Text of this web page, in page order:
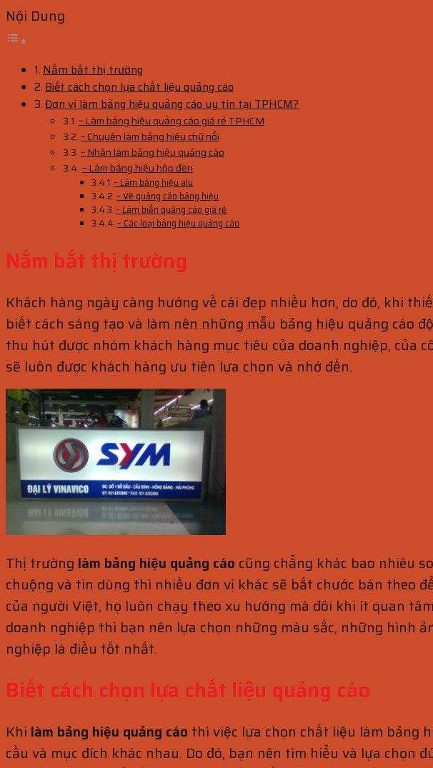
Nội Dung
Nắm bắt thị trường
Biết cách chọn lựa chất liệu quảng cáo
Đơn vị làm bảng hiệu quảng cáo uy tín tại TPHCM?
– Làm bảng hiệu quảng cáo giá rẻ TPHCM
– Chuyên làm bảng hiệu chữ nổi
– Nhận làm bảng hiệu quảng cáo
– Làm bảng hiệu hộp đèn
– Làm bảng hiệu alu
– Vẽ quảng cáo bảng hiệu
– Làm biển quảng cáo giá rẻ
– Các loại bảng hiệu quảng cáo
Nắm bắt thị trường
Khách hàng ngày càng hướng về cái đẹp nhiều hơn, do đó, khi
biết cách sáng tạo và làm nên những mẫu bảng hiệu quảng cáo
thu hút được nhóm khách hàng mục tiêu của doanh nghiệp, của
sẽ luôn được khách hàng ưu tiên lựa chọn và nhớ đến.
Thị trường làm bảng hiệu quảng cáo cũng chẳng khác bao nhiêu
chuộng và tin dùng thì nhiều đơn vị khác sẽ bắt chước bán theo
của người Việt, họ luôn chạy theo xu hướng mà đôi khi ít quan
doanh nghiệp thì bạn nên lựa chọn những màu sắc, những hình
nghiệp là điều tốt nhất.
Biết cách chọn lựa chất liệu quảng cáo
Khi làm bảng hiệu quảng cáo thì việc lựa chọn chất liệu làm bảng
cầu và mục đích khác nhau. Do đó, bạn nên tìm hiểu và lựa